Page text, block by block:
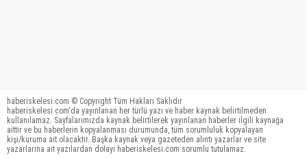
haberiskelesi.com © Copyright Tüm Hakları Saklıdır
haberiskelesi.com'da yayınlanan her türlü yazı ve haber kaynak belirtilmeden
kullanılamaz. Sayfalarımızda kaynak belirtilerek yayınlanan haberler ilgili kaynağa
aittir ve bu haberlerin kopyalanması durumunda, tüm sorumluluk kopyalayan
kişi/kuruma ait olacaktır. Başka kaynak veya gazeteden alıntı yazarlar ve site
yazarlarına ait yazılardan dolayı haberiskelesi.com sorumlu tutulamaz.